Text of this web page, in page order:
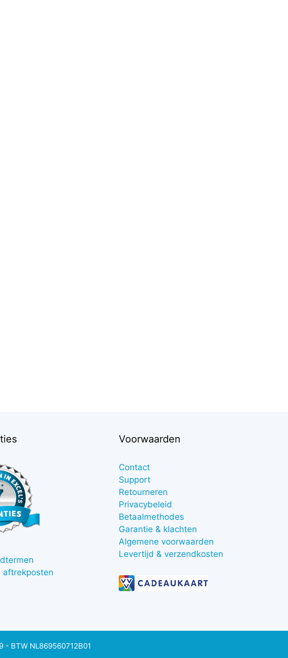
aftrekposten
Voorwaarden
Contact
Support
Retourneren
Privacybeleid
Betaalmethodes
Garantie & klachten
Algemene voorwaarden
Levertijd & verzendkosten
BTW NL869560712B01